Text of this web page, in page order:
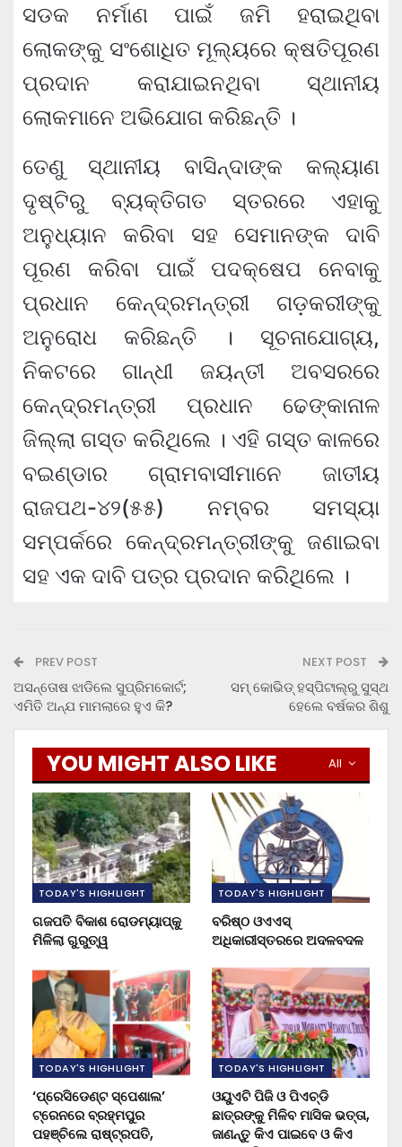
ସଡକ ନର୍ମାଣ ପାଇଁ ଜମି ହରାଇଥିବା
ଲୋକଙ୍କୁ ସଂଶୋଧିତ ମୂଲ୍ୟରେ କ୍ଷତିପୂରଣ
ପ୍ରଦାନ କରାଯାଇନଥିବା ସ୍ଥାନୀୟ
ଲୋକମାନେ ଅଭିଯୋଗ କରିଛନ୍ତି ।
ତେଣୁ ସ୍ଥାନୀୟ ବାସିନ୍ଦାଙ୍କ କଲ୍ୟାଣ
ଦୃଷ୍ଟିରୁ ବ୍ୟକ୍ତିଗତ ସ୍ତରରେ ଏହାକୁ
ଅନୁଧ୍ୟାନ କରିବା ସହ ସେମାନଙ୍କ ଦାବି
ପୂରଣ କରିବା ପାଇଁ ପଦକ୍ଷେପ ନେବାକୁ
ପ୍ରଧାନ କେନ୍ଦ୍ରମନ୍ତ୍ରୀ ଗଡ଼କରୀଙ୍କୁ
ଅନୁରୋଧ କରିଛନ୍ତି । ସୂଚନାଯୋଗ୍ୟ,
ନିକଟରେ ଗାନ୍ଧୀ ଜୟନ୍ତୀ ଅବସରରେ
କେନ୍ଦ୍ରମନ୍ତ୍ରୀ ପ୍ରଧାନ ଢେଙ୍କାନାଳ
ଜିଲ୍ଲା ଗସ୍ତ କରିଥିଲେ । ଏହି ଗସ୍ତ କାଳରେ
ବଇଣ୍ଡାର ଗ୍ରାମବାସୀମାନେ ଜାତୀୟ
ରାଜପଥ-୪୨(୫୫) ନମ୍ବର ସମସ୍ୟା
ସମ୍ପର୍କରେ କେନ୍ଦ୍ରମନ୍ତ୍ରୀଙ୍କୁ ଜଣାଇବା
ସହ ଏକ ଦାବି ପତ୍ର ପ୍ରଦାନ କରିଥିଲେ ।
PREV POST
ଅସନ୍ତୋଷ ଝାଡିଲେ ସୁପ୍ରିମକୋର୍ଟ;
ଏମିତି ଅନ୍ଯ ମାମଲାରେ ହୁଏ କି?
NEXT POST
ସମ୍ କୋଭିଡ୍ ହସ୍ପିଟାଲ୍‌ରୁ ସୁସ୍ଥ
ହେଲେ ବର୍ଷକର ଶିଶୁ
All
YOU MIGHT ALSO LIKE
TODAY'S HIGHLIGHT
ଗଜପତି ବିକାଶ ରୋଡମ୍ୟାପ୍‌କୁ
ମିଳିଲା ଗୁରୁତ୍ୱ
TODAY'S HIGHLIGHT
ବରିଷ୍ଠ ଓଏଏସ୍‌
ଅଧିକାରୀସ୍ତରରେ ଅଦଳବଦଳ
TODAY'S HIGHLIGHT
‘ପ୍ରେସିଡେଣ୍ଟ ସ୍ପେଶାଲ’
ଟ୍ରେନରେ ବ୍ରହ୍ମପୁର
ପହଞ୍ଚିଲେ ରାଷ୍ଟ୍ରପତି,
TODAY'S HIGHLIGHT
ଓୟୁଏଟି ପିଜି ଓ ପିଏଚ୍‌ଡି
ଛାତ୍ରଙ୍କୁ ମିଳିବ ମାସିକ ଭତ୍ତା,
ଜାଣନ୍ତୁ କିଏ ପାଇବେ ଓ କିଏ